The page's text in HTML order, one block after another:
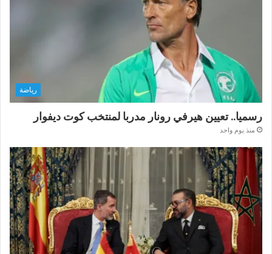
رياضة
رسميا.. تعيين هيرفي رونار مدربا لمنتخب كوت ديفوار
منذ يوم واحد